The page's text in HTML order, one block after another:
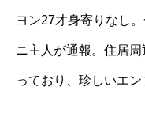
ヨン27才身寄りなし
ニ主人が通報。住居
っており、珍しいエン